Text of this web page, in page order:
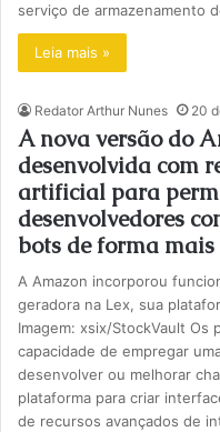
serviço de armazenamento
Leia mais »
Redator Arthur Nunes 20
A nova versão do
desenvolvida com
artificial para
desenvolvedores
bots de forma
A Amazon incorporou
geradora na Lex, sua
Imagem: xsix/StockVault Os
capacidade de empregar
desenvolver ou melhorar
plataforma para criar
de recursos avançados de